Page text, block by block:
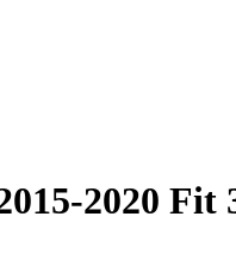
2020